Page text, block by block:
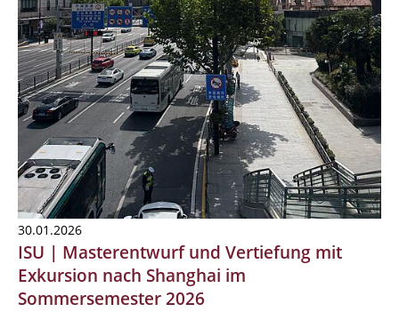
30.01.2026
ISU | Masterentwurf und Vertiefung mit
Exkursion nach Shanghai im
Sommersemester 2026